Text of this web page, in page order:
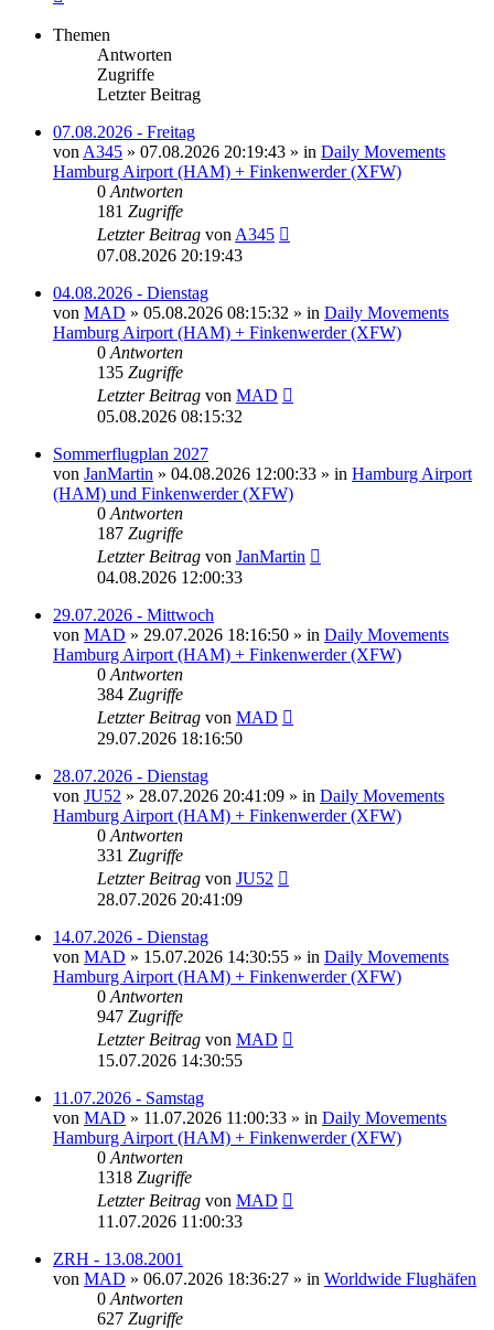
Themen
Antworten
Zugriffe
Letzter Beitrag
07.08.2026 - Freitag
von A345 » 07.08.2026 20:19:43 » in Daily Movements
Hamburg Airport (HAM) + Finkenwerder (XFW)
0 Antworten
181 Zugriffe
Letzter Beitrag von A345
07.08.2026 20:19:43
04.08.2026 - Dienstag
von MAD » 05.08.2026 08:15:32 » in Daily Movements
Hamburg Airport (HAM) + Finkenwerder (XFW)
0 Antworten
135 Zugriffe
Letzter Beitrag von MAD
05.08.2026 08:15:32
Sommerflugplan 2027
von JanMartin » 04.08.2026 12:00:33 » in Hamburg Airport
(HAM) und Finkenwerder (XFW)
0 Antworten
187 Zugriffe
Letzter Beitrag von JanMartin
04.08.2026 12:00:33
29.07.2026 - Mittwoch
von MAD » 29.07.2026 18:16:50 » in Daily Movements
Hamburg Airport (HAM) + Finkenwerder (XFW)
0 Antworten
384 Zugriffe
Letzter Beitrag von MAD
29.07.2026 18:16:50
28.07.2026 - Dienstag
von JU52 » 28.07.2026 20:41:09 » in Daily Movements
Hamburg Airport (HAM) + Finkenwerder (XFW)
0 Antworten
331 Zugriffe
Letzter Beitrag von JU52
28.07.2026 20:41:09
14.07.2026 - Dienstag
von MAD » 15.07.2026 14:30:55 » in Daily Movements
Hamburg Airport (HAM) + Finkenwerder (XFW)
0 Antworten
947 Zugriffe
Letzter Beitrag von MAD
15.07.2026 14:30:55
11.07.2026 - Samstag
von MAD » 11.07.2026 11:00:33 » in Daily Movements
Hamburg Airport (HAM) + Finkenwerder (XFW)
0 Antworten
1318 Zugriffe
Letzter Beitrag von MAD
11.07.2026 11:00:33
ZRH - 13.08.2001
von MAD » 06.07.2026 18:36:27 » in Worldwide Flughäfen
0 Antworten
627 Zugriffe